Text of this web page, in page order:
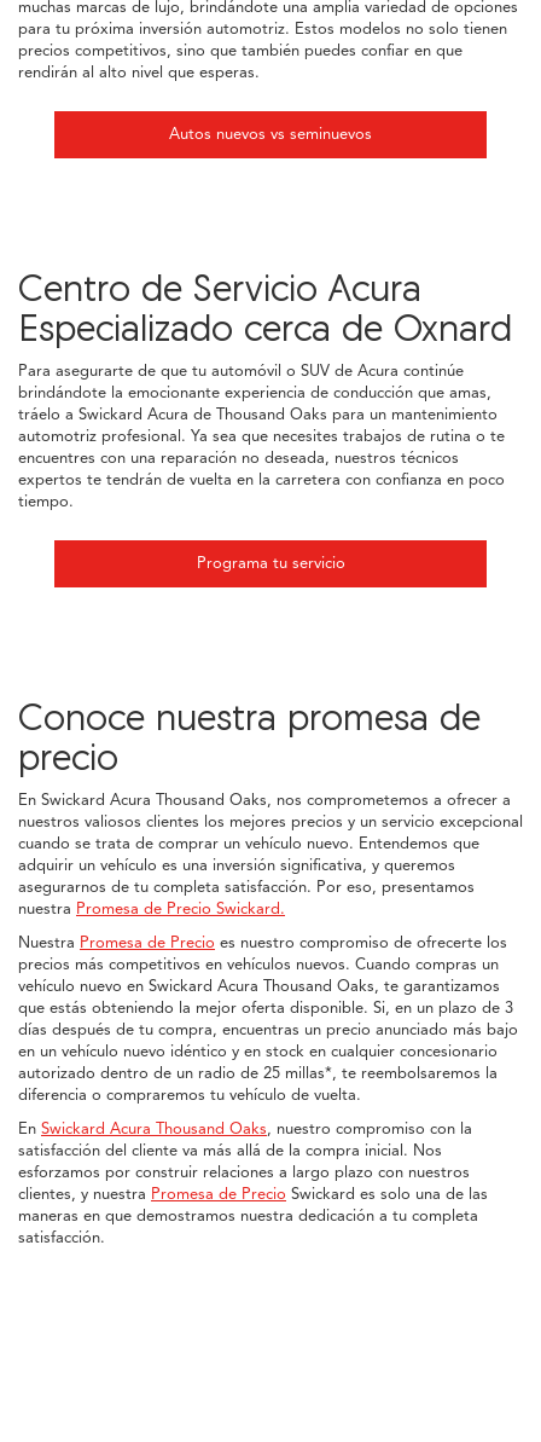
muchas marcas de lujo, brindándote una amplia variedad de opciones
para tu próxima inversión automotriz. Estos modelos no solo tienen
precios competitivos, sino que también puedes confiar en que
rendirán al alto nivel que esperas.
Autos nuevos vs seminuevos
Centro de Servicio Acura
Especializado cerca de Oxnard
Para asegurarte de que tu automóvil o SUV de Acura continúe
brindándote la emocionante experiencia de conducción que amas,
tráelo a Swickard Acura de Thousand Oaks para un mantenimiento
automotriz profesional. Ya sea que necesites trabajos de rutina o te
encuentres con una reparación no deseada, nuestros técnicos
expertos te tendrán de vuelta en la carretera con confianza en poco
tiempo.
Programa tu servicio
Conoce nuestra promesa de
precio
En Swickard Acura Thousand Oaks, nos comprometemos a ofrecer a
nuestros valiosos clientes los mejores precios y un servicio excepcional
cuando se trata de comprar un vehículo nuevo. Entendemos que
adquirir un vehículo es una inversión significativa, y queremos
asegurarnos de tu completa satisfacción. Por eso, presentamos
nuestra Promesa de Precio Swickard.
Nuestra Promesa de Precio es nuestro compromiso de ofrecerte los
precios más competitivos en vehículos nuevos. Cuando compras un
vehículo nuevo en Swickard Acura Thousand Oaks, te garantizamos
que estás obteniendo la mejor oferta disponible. Si, en un plazo de 3
días después de tu compra, encuentras un precio anunciado más bajo
en un vehículo nuevo idéntico y en stock en cualquier concesionario
autorizado dentro de un radio de 25 millas*, te reembolsaremos la
diferencia o compraremos tu vehículo de vuelta.
En Swickard Acura Thousand Oaks, nuestro compromiso con la
satisfacción del cliente va más allá de la compra inicial. Nos
esforzamos por construir relaciones a largo plazo con nuestros
clientes, y nuestra Promesa de Precio Swickard es solo una de las
maneras en que demostramos nuestra dedicación a tu completa
satisfacción.